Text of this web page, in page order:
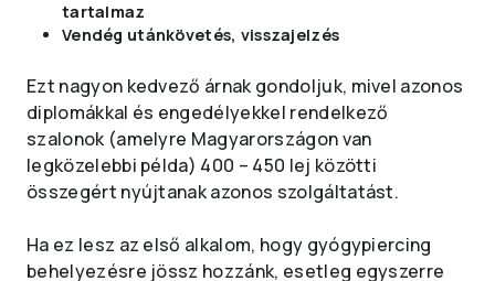
tartalmaz
Vendég utánkövetés, visszajelzés
​Ezt nagyon kedvező árnak gondoljuk, mivel azonos
diplomákkal és engedélyekkel rendelkező
szalonok (amelyre Magyarországon van
legközelebbi példa) 400 – 450 lej közötti
összegért nyújtanak azonos szolgáltatást.
Ha ez lesz az első alkalom, hogy gyógypiercing
behelyezésre jössz hozzánk, esetleg egyszerre